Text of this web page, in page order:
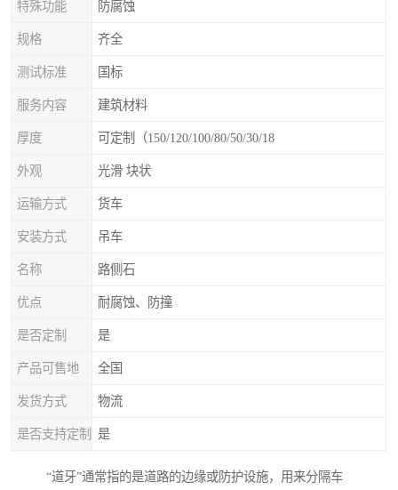
特殊功能 防腐蚀
规格 齐全
测试标准 国标
服务内容 建筑材料
厚度 可定制（150/120/100/80/50/30/18
外观 光滑 块状
运输方式 货车
安装方式 吊车
名称 路侧石
优点 耐腐蚀、防撞
是否定制 是
产品可售地 全国
发货方式 物流
是否支持定制 是
“道牙”通常指的是道路的边缘或防护设施，用来分隔车